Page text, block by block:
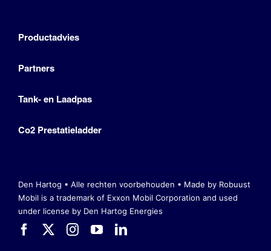
Productadvies
Partners
Tank- en Laadpas
Co2 Prestatieladder
Den Hartog • Alle rechten voorbehouden • Made by Robuust
Mobil is a trademark of Exxon Mobil Corporation and used
under license by Den Hartog Energies